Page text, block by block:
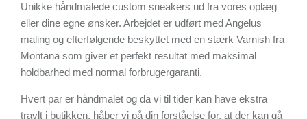
Unikke håndmalede custom sneakers ud fra vores oplæg
eller dine egne ønsker. Arbejdet er udført med Angelus
maling og efterfølgende beskyttet med en stærk Varnish fra
Montana som giver et perfekt resultat med maksimal
holdbarhed med normal forbrugergaranti.
Hvert par er håndmalet og da vi til tider kan have ekstra
travlt i butikken, håber vi på din forståelse for, at der kan gå